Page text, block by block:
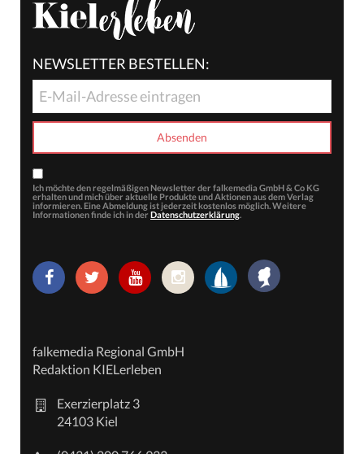
NEWSLETTER BESTELLEN:
Ich möchte den regelmäßigen Newsletter der falkemedia GmbH & Co KG
erhalten und mich über aktuelle Produkte und Aktionen aus dem Verlag
informieren. Eine Abmeldung ist jederzeit kostenlos möglich. Weitere
Informationen finde ich in der Datenschutzerklärung.
falkemedia Regional GmbH
Redaktion KIELerleben
Exerzierplatz 3
24103 Kiel